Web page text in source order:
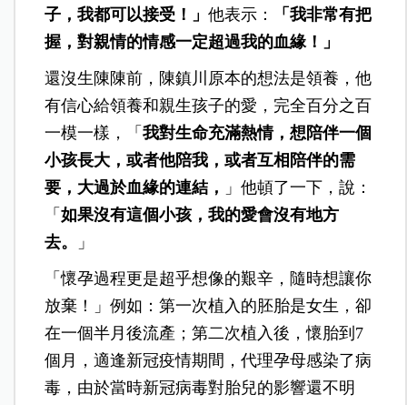
子，我都可以接受！」他表示：
「我非常有把
握，對親情的情感一定超過我的血緣！」
還沒生陳陳前，陳鎮川原本的想法是領養，他
有信心給領養和親生孩子的愛，完全百分之百
一模一樣，「我對生命充滿熱情，想陪伴一個
小孩長大，或者他陪我，或者互相陪伴的需
要，大過於血緣的連結，
」他頓了一下，說：
「如果沒有這個小孩，我的愛會沒有地方
去。
」
「懷孕過程更是超乎想像的艱辛，隨時想讓你
放棄！」例如：第一次植入的胚胎是女生，卻
在一個半月後流產；第二次植入後，懷胎到7
個月，適逢新冠疫情期間，代理孕母感染了病
毒，由於當時新冠病毒對胎兒的影響還不明